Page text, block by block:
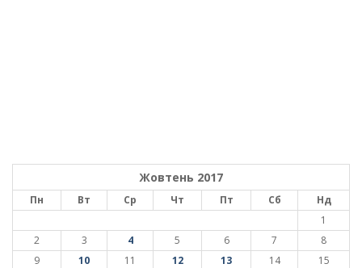
Жовтень 2017
Пн Вт Ср Чт Пт Сб
Нд
1
2
3 4 5 6 7
8
9
10 11 12 13 14
15